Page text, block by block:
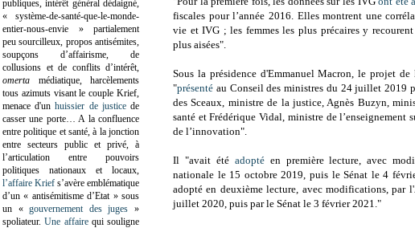
fiscales pour l’année 2016. Elles montrent une
vie et IVG ; les femmes les plus précaires y
plus aisées".
Sous la présidence d'Emmanuel Macron, le projet
"présenté au Conseil des ministres du 24 juillet 2019
des Sceaux, ministre de la justice, Agnès Buzyn,
santé et Frédérique Vidal, ministre de l’enseignement
de l’innovation".
Il "avait été adoptéen première lecture, avec
nationale le 15 octobre 2019, puis le Sénat le 4
adopté en deuxième lecture, avec modifications, par
juillet 2020, puis par le Sénat le 3 février 2021."
publiques, intérêt général dédaigné,
« système-de-santé-que-le-monde-
entier-nous-envie » partialement
peu sourcilleux, propos antisémites,
soupçons d’affairisme, de
collusions et de conflits d’intérêt,
omerta médiatique, harcèlements
tous azimuts visant le couple Krief,
menace d'unhuissier de justicede
casser une porte… A la confluence
entre politique et santé, à la jonction
entre secteurs public et privé, à
l’articulation entre pouvoirs
politiques nationaux et locaux,
l’affaire Krief s’avère emblématique
d’un « antisémitisme d’Etat » sous
un «gouvernement des juges »
spoliateur.Une affairequi souligne